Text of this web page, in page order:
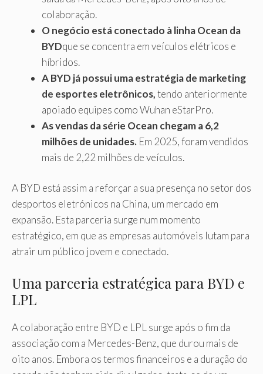
colaboração.
O negócio está conectado à linha Ocean da
BYDque se concentra em veículos elétricos e
híbridos.
A BYD já possui uma estratégia de marketing
de esportes eletrônicos,tendo anteriormente
apoiado equipes como Wuhan eStarPro.
As vendas da série Ocean chegam a 6,2
milhões de unidades. Em 2025, foram vendidos
mais de 2,22 milhões de veículos.
A BYD está assim a reforçar a sua presença no setor dos
desportos eletrónicos na China, um mercado em
expansão. Esta parceria surge num momento
estratégico, em que as empresas automóveis lutam para
atrair um público jovem e conectado.
Uma parceria estratégica para BYD e
LPL
A colaboração entre BYD e LPL surge após o fim da
associação com a Mercedes-Benz, que durou mais de
oito anos. Embora os termos financeiros e a duração do